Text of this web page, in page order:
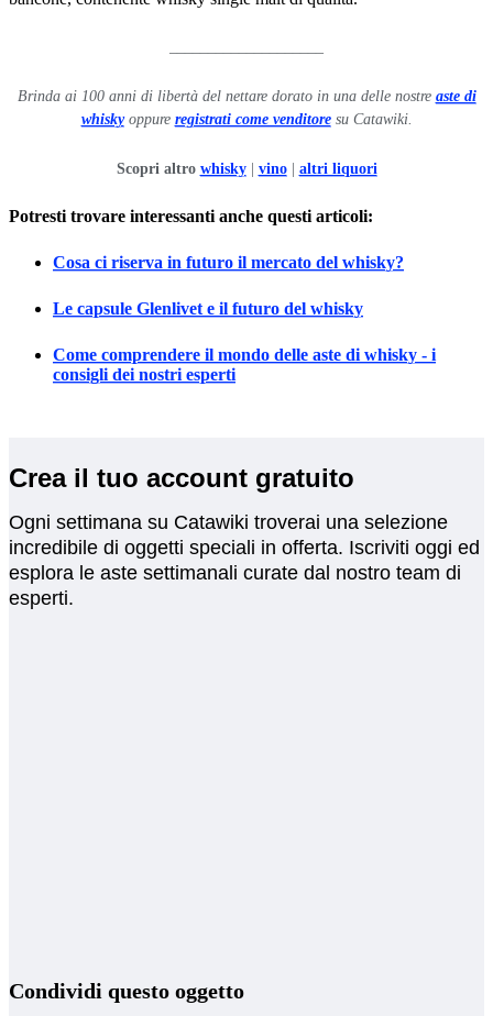
Brinda ai 100 anni di libertà del nettare dorato in una delle nostre aste di
whiskyoppure registrati come venditoresu Catawiki.
Scopri altro whisky| vino| altri liquori
Potresti trovare interessanti anche questi articoli:
Cosa ci riserva in futuro il mercato del whisky?
Le capsule Glenlivet e il futuro del whisky
Come comprendere il mondo delle aste di whisky - i
consigli dei nostri esperti
Crea il tuo account gratuito
Ogni settimana su Catawiki troverai una selezione
incredibile di oggetti speciali in offerta. Iscriviti oggi ed
esplora le aste settimanali curate dal nostro team di
esperti.
Condividi questo oggetto